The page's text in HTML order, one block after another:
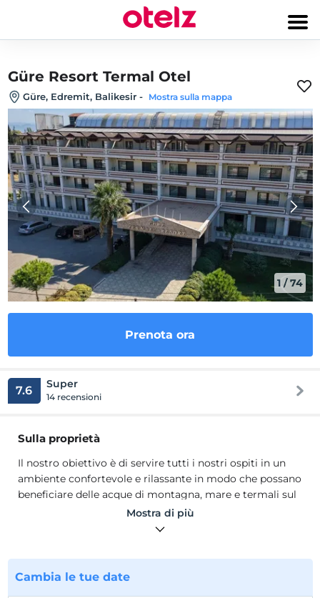
Güre Resort Termal Otel
Güre, Edremit, Balikesir - Mostra sulla mappa
1 /74
Prenota ora
7.6 Super
14 recensioni
Sulla proprietà
Il nostro obiettivo è di servire tutti i nostri ospiti in un
ambiente confortevole e rilassante in modo che possano
beneficiare delle acque di montagna, mare e termali sul
modo siamo partiti con lo slogan dalla fonte della
termica per la salute. Forniamo il servizio nella nostra
Il nostro obiettivo è di servire tutti i nostri ospiti in un
ambiente confortevole e rilassante in modo che possano
Mostra di più
Cambia le tue date